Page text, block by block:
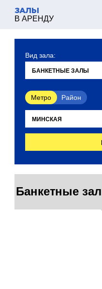
ЗАЛЫ
В АРЕНДУ
Вид зала:
Метро Район
Банкетные